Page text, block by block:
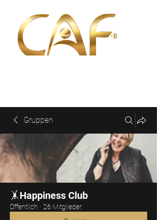
Gruppen
🤸Happiness Club
Öffentlich · 26 Mitglieder